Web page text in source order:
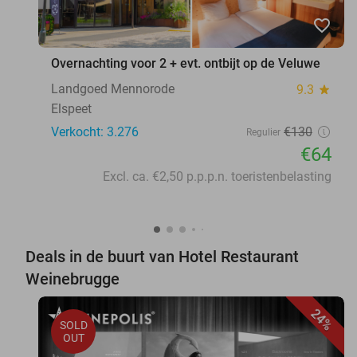
favorite_border
Overnachting voor 2 + evt. ontbijt op de Veluwe
Landgoed Mennorode
9.3 star
Elspeet
Verkocht: 3.276
Regulier €130
€64
Excl. ca. €2,50 p.p.p.n. toeristenbelasting
Deals in de buurt van Hotel Restaurant
Weinebrugge
24%
SOLD
OUT